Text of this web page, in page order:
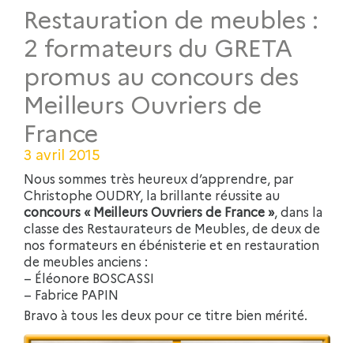
Restauration de meubles :
2 formateurs du GRETA
promus au concours des
Meilleurs Ouvriers de
France
3 avril 2015
Nous sommes très heureux d’apprendre, par
Christophe OUDRY, la brillante réussite au
concours « Meilleurs Ouvriers de France », dans la
classe des Restaurateurs de Meubles, de deux de
nos formateurs en ébénisterie et en restauration
de meubles anciens :
– Éléonore BOSCASSI
– Fabrice PAPIN
Bravo à tous les deux pour ce titre bien mérité.